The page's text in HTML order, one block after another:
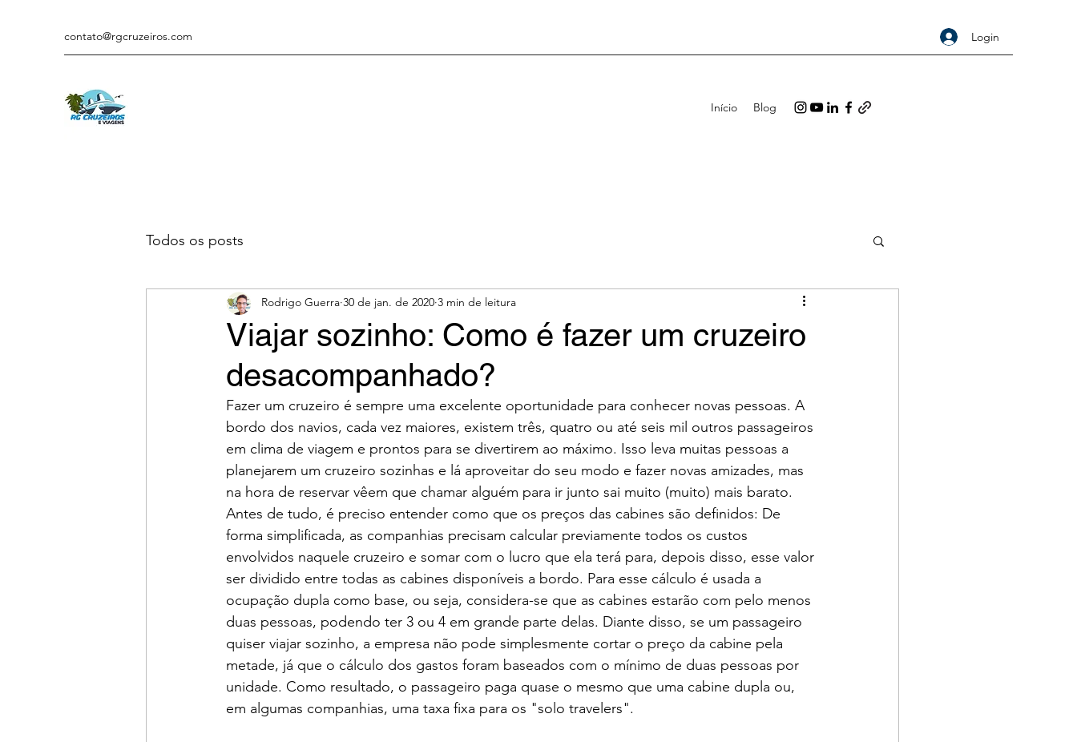
contato@rgcruzeiros.com Login
Início Blog
Todos os posts
Viajar sozinho: Como é fazer um cruzeiro
desacompanhado?
Rodrigo Guerra 30 de jan. de 2020 3 min de leitura
Fazer um cruzeiro é sempre uma excelente oportunidade para conhecer novas pessoas. A
bordo dos navios, cada vez maiores, existem três, quatro ou até seis mil outros passageiros
em clima de viagem e prontos para se divertirem ao máximo. Isso leva muitas pessoas a
planejarem um cruzeiro sozinhas e lá aproveitar do seu modo e fazer novas amizades, mas
na hora de reservar vêem que chamar alguém para ir junto sai muito (muito) mais barato.
Antes de tudo, é preciso entender como que os preços das cabines são definidos: De
forma simplificada, as companhias precisam calcular previamente todos os custos
envolvidos naquele cruzeiro e somar com o lucro que ela terá para, depois disso, esse valor
ser dividido entre todas as cabines disponíveis a bordo. Para esse cálculo é usada a
ocupação dupla como base, ou seja, considera-se que as cabines estarão com pelo menos
duas pessoas, podendo ter 3 ou 4 em grande parte delas. Diante disso, se um passageiro
quiser viajar sozinho, a empresa não pode simplesmente cortar o preço da cabine pela
metade, já que o cálculo dos gastos foram baseados com o mínimo de duas pessoas por
unidade. Como resultado, o passageiro paga quase o mesmo que uma cabine dupla ou,
em algumas companhias, uma taxa fixa para os "solo travelers".